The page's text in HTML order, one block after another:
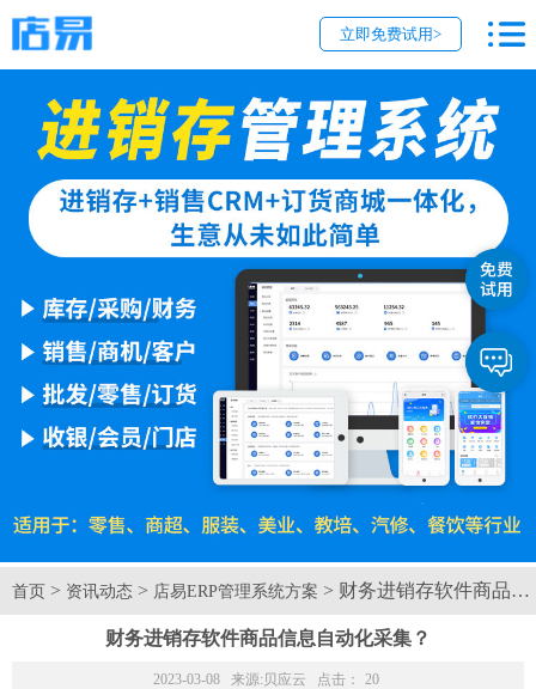
立即免费试用>
首页 > 资讯动态 > 店易ERP管理系统方案 > 财务进销存软件商品
财务进销存软件商品信息自动化采集？
2023-03-08 来源: 贝应云 点击： 20